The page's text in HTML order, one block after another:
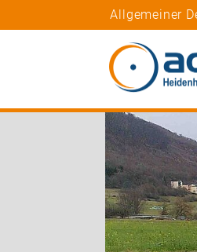
Allgemeiner